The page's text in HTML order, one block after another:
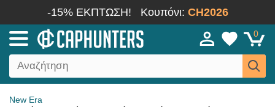
-15% ΕΚΠΤΩΣΗ! Κουπόνι: CH2026
0
New Era